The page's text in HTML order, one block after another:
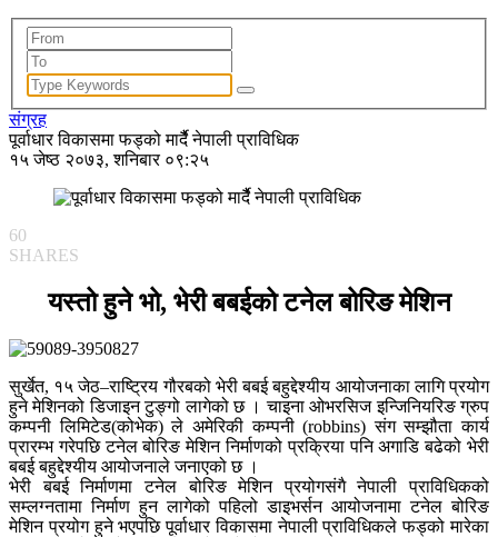
संग्रह
पूर्वाधार विकासमा फड्को मार्दैै नेपाली प्राविधिक
१५ जेष्ठ २०७३, शनिबार ०९:२५
60
SHARES
यस्तो हुने भो, भेरी बबईको टनेल बोरिङ मेशिन
सुर्खेत, १५ जेठ–राष्ट्रिय गौरबको भेरी बबई बहुद्देश्यीय आयोजनाका लागि प्रयोग
हुने मेशिनको डिजाइन टुङ्गो लागेको छ । चाइना ओभरसिज इन्जिनियरिङ ग्रुप
कम्पनी लिमिटेड(कोभेक) ले अमेरिकी कम्पनी (robbins) संग सम्झौता कार्य
प्रारम्भ गरेपछि टनेल बोरिङ मेशिन निर्माणको प्रक्रिया पनि अगाडि बढेको भेरी
बबई बहुद्देश्यीय आयोजनाले जनाएको छ ।
भेरी बबई निर्माणमा टनेल बोरिङ मेशिन प्रयोगसंगै नेपाली प्राविधिकको
सम्लग्नतामा निर्माण हुन लागेको पहिलो डाइभर्सन आयोजनामा टनेल बोरिङ
मेशिन प्रयोग हुने भएपछि पूर्वाधार विकासमा नेपाली प्राविधिकले फड्को मारेका